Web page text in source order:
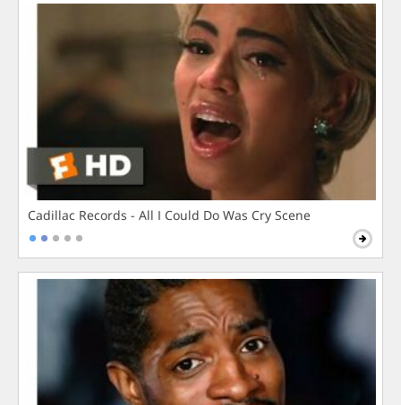
Cadillac Records - All I Could Do Was Cry Scene